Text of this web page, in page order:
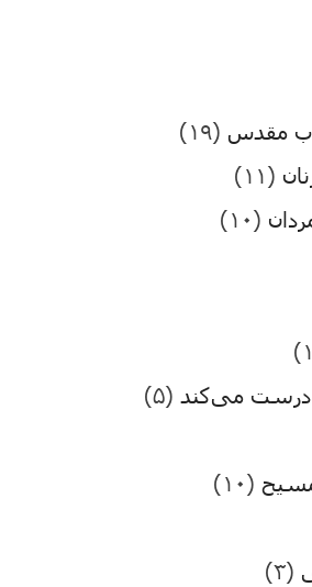
مقدس (۱۹)
(۱۱)
(۱۰)
درست می‌کند (۵)
(۱۰)
(۳)